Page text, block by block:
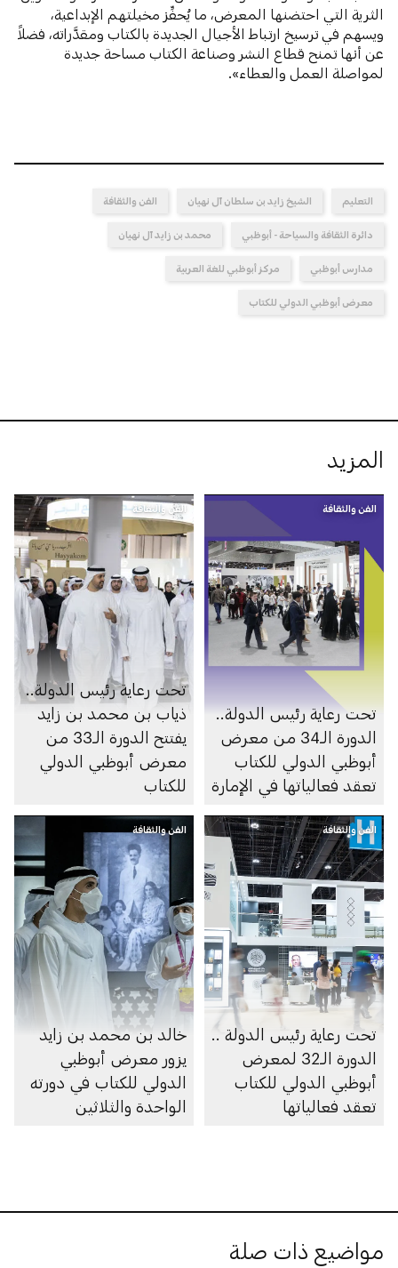
الثرية التي احتضنها المعرض، ما يُحفِّز مخيلتهم الإبداعية،
ويسهم في ترسيخ ارتباط الأجيال الجديدة بالكتاب ومقدَّراته، فضلاً
عن أنها تمنح قطاع النشر وصناعة الكتاب مساحة جديدة
لمواصلة العمل والعطاء».
التعليم الشيخ زايد بن سلطان آل نهيان الفن والثقافة
دائرة الثقافة والسياحة - أبوظبي محمد بن زايد آل نهيان
مدارس أبوظبي مركز أبوظبي للغة العربية
معرض أبوظبي الدولي للكتاب
المزيد
الفن والثقافة
تحت رعاية رئيس الدولة..
الدورة الـ34 من معرض
أبوظبي الدولي للكتاب
تعقد فعالياتها في الإمارة
الفن والثقافة
تحت رعاية رئيس الدولة..
ذياب بن محمد بن زايد
يفتتح الدورة الـ33 من
معرض أبوظبي الدولي
للكتاب
الفن والثقافة
تحت رعاية رئيس الدولة ..
الدورة الـ32 لمعرض
أبوظبي الدولي للكتاب
تعقد فعالياتها
الفن والثقافة
خالد بن محمد بن زايد
يزور معرض أبوظبي
الدولي للكتاب في دورته
الواحدة والثلاثين
مواضيع ذات صلة